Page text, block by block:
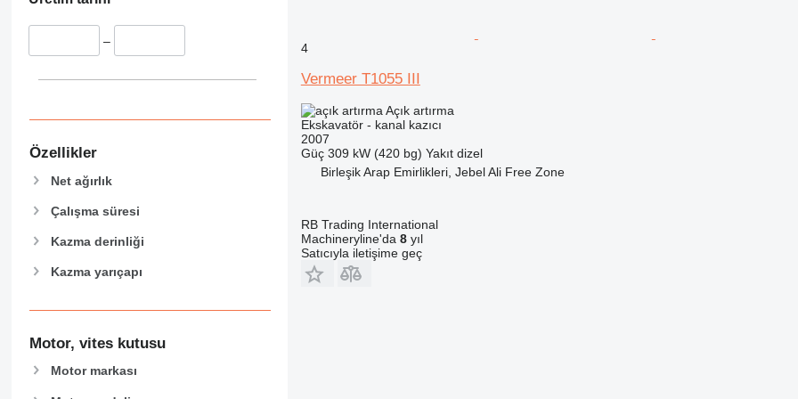
375
424
430
438
D series
E-series
8055
JS
–
Özellikler
Net ağırlık
Çalışma süresi
Kazma derinliği
Kazma yarıçapı
Motor, vites kutusu
Motor markası
4
Vermeer T1055 III
Açık artırma
Ekskavatör - kanal kazıcı
2007
Güç 309 kW (420 bg) Yakıt dizel
Birleşik Arap Emirlikleri, Jebel Ali Free Zone
RB Trading International
Machineryline'da 8yıl
Satıcıyla iletişime geç